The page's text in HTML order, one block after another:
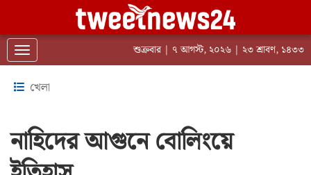
Toggle navigation শুক্রবার | ৭ আগস্ট, ২০২৬ | ২৩ শ্রাবণ, ১৪৩৩
খেলা
নাহিদের আগুনে বোলিংয়ে